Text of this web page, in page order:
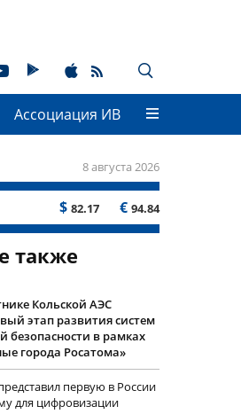
Ассоциация ИВ
8 августа 2026
$ 82.17 € 94.84
также
Кольской АЭС
этап развития систем
безопасности в рамках
города Росатома»
первую в России
для цифровизации